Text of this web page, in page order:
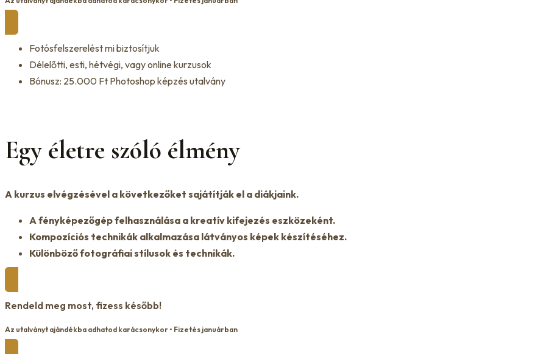
Fotósfelszerelést mi biztosítjuk
Délelőtti, esti, hétvégi, vagy online kurzusok
Bónusz: 25.000 Ft Photoshop képzés utalvány
Egy életre szóló élmény
A kurzus elvégzésével a következőket sajátítják el a diákjaink.
A fényképezőgép felhasználása a kreatív kifejezés eszközeként.
Kompozíciós technikák alkalmazása látványos képek készítéséhez.
Különböző fotográfiai stílusok és technikák.
Rendeld meg most, fizess később!
Az utalványt ajándékba adhatod karácsonykor • Fizetés januárban